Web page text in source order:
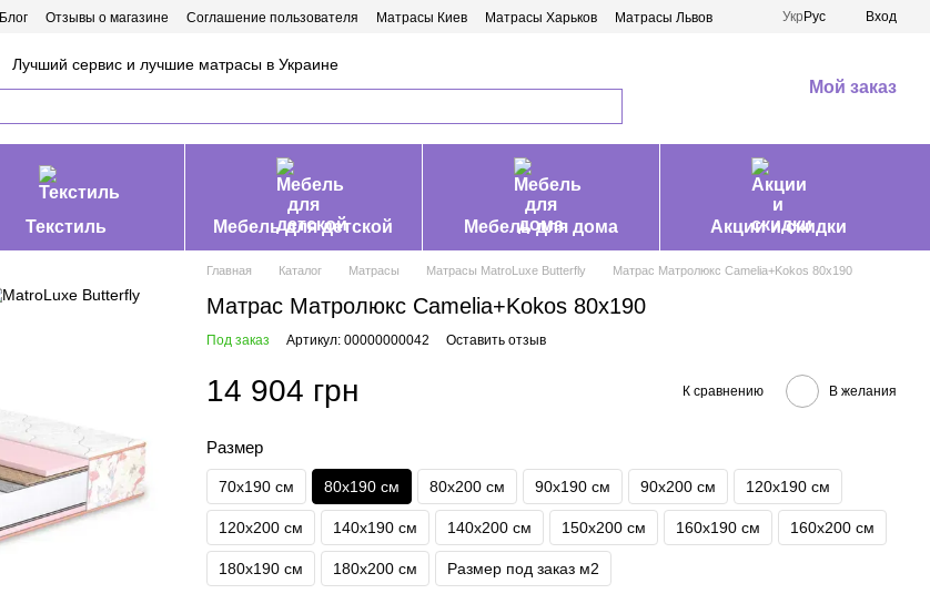
Блог Отзывы о магазине Соглашение пользователя Матрасы Киев Матрасы Харьков
Матрасы Львов
Укр Рус Вход
Лучший сервис и лучшие матрасы в Украине
Мой заказ
Текстиль Мебель для детской Мебель для дома Акции и скидки
Главная Каталог Матрасы Матрасы MatroLuxe Butterfly Матрас Матролюкс Camelia+Kokos 80х190
Матрас Матролюкс Camelia+Kokos 80х190
Под заказ Артикул: 00000000042 Оставить отзыв
14 904 грн К сравнению В желания
Размер
70х190 см 80х190 см 80х200 см 90х190 см 90х200 см 120х190 см
120х200 см 140х190 см 140х200 см 150х200 см 160х190 см 160х200 см
180х190 см 180х200 см Размер под заказ м2